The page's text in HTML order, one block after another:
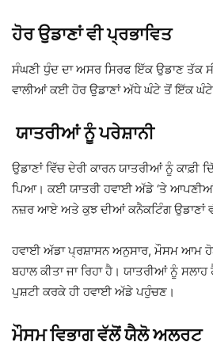
ਹੋਰ ਉਡਾਣਾਂ ਵੀ ਪ੍ਰਭਾਵਿਤ
ਸੰਘਣੀ ਧੁੰਦ ਦਾ ਅਸਰ ਸਿਰਫ ਇੱਕ ਉਡਾਣ ਤੱਕ
ਵਾਲੀਆਂ ਕਈ ਹੋਰ ਉਡਾਣਾਂ ਅੱਧੇ ਘੰਟੇ ਤੋਂ ਇੱਕ ਘੰਟੇ
ਯਾਤਰੀਆਂ ਨੂੰ ਪਰੇਸ਼ਾਨੀ
ਉਡਾਣਾਂ ਵਿੱਚ ਦੇਰੀ ਕਾਰਨ ਯਾਤਰੀਆਂ ਨੂੰ ਕਾਫ਼ੀ
ਪਿਆ। ਕਈ ਯਾਤਰੀ ਹਵਾਈ ਅੱਡੇ ‘ਤੇ
ਨਜ਼ਰ ਆਏ ਅਤੇ ਕੁਝ ਦੀਆਂ ਕਨੈਕਟਿੰਗ ਉਡਾਣਾਂ
ਹਵਾਈ ਅੱਡਾ ਪ੍ਰਸ਼ਾਸਨ ਅਨੁਸਾਰ, ਮੌਸਮ ਆਮ
ਬਹਾਲ ਕੀਤਾ ਜਾ ਰਿਹਾ ਹੈ। ਯਾਤਰੀਆਂ ਨੂੰ
ਪੁਸ਼ਟੀ ਕਰਕੇ ਹੀ ਹਵਾਈ ਅੱਡੇ ਪਹੁੰਚਣ।
ਮੌਸਮ ਵਿਭਾਗ ਵੱਲੋਂ ਯੈਲੋ ਅਲਰਟ